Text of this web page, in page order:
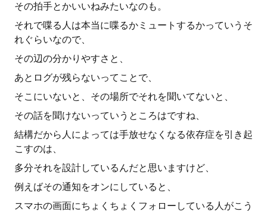
その拍手とかいいねみたいなのも。
それで喋る人は本当に喋るかミュートするかっていうそ
れぐらいなので、
その辺の分かりやすさと、
あとログが残らないってことで、
そこにいないと、その場所でそれを聞いてないと、
その話を聞けないっていうところはですね、
結構だから人によっては手放せなくなる依存症を引き起
こすのは、
多分それを設計しているんだと思いますけど、
例えばその通知をオンにしていると、
スマホの画面にちょくちょくフォローしている人がこう